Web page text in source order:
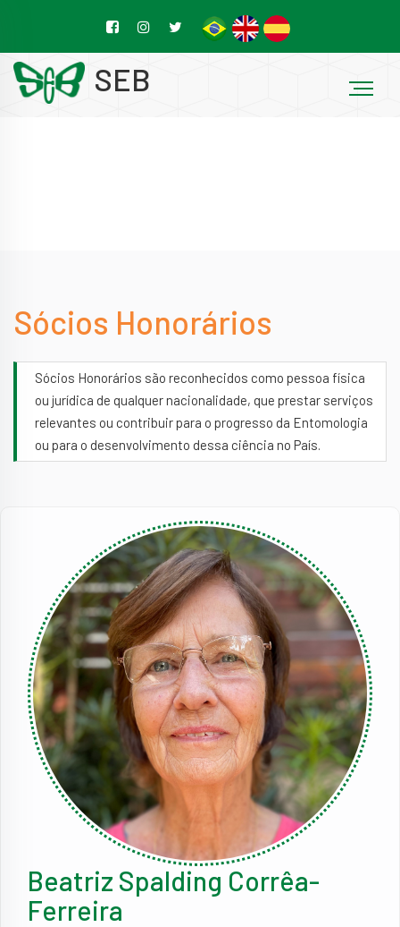
SEB
Sócios Honorários
Sócios Honorários são reconhecidos como pessoa física
ou jurídica de qualquer nacionalidade, que prestar serviços
relevantes ou contribuir para o progresso da Entomologia
ou para o desenvolvimento dessa ciência no País.
Beatriz Spalding Corrêa-
Ferreira